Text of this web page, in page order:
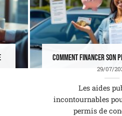
Comment financer son
29/07/
Les aides
incontournables
permis de